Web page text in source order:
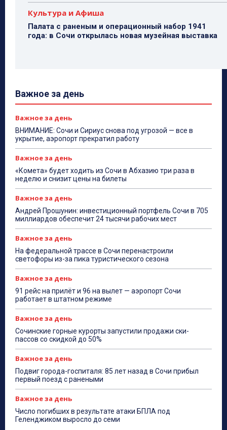
Культура и Афиша
Палата с раненым и операционный набор 1941
года: в Сочи открылась новая музейная выставка
Важное за день
Важное за день
ВНИМАНИЕ: Сочи и Сириус снова под угрозой — все в
укрытие, аэропорт прекратил работу
Важное за день
«Комета» будет ходить из Сочи в Абхазию три раза в
неделю и снизит цены на билеты
Важное за день
Андрей Прошунин: инвестиционный портфель Сочи в 705
миллиардов обеспечит 24 тысячи рабочих мест
Важное за день
На федеральной трассе в Сочи перенастроили
светофоры из-за пика туристического сезона
Важное за день
91 рейс на прилёт и 96 на вылет — аэропорт Сочи
работает в штатном режиме
Важное за день
Сочинские горные курорты запустили продажи ски-
пассов со скидкой до 50%
Важное за день
Подвиг города-госпиталя: 85 лет назад в Сочи прибыл
первый поезд с ранеными
Важное за день
Число погибших в результате атаки БПЛА под
Геленджиком выросло до семи